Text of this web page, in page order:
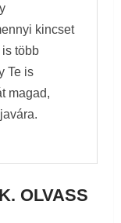
kincset
több
Te is
magad,
OLVASS